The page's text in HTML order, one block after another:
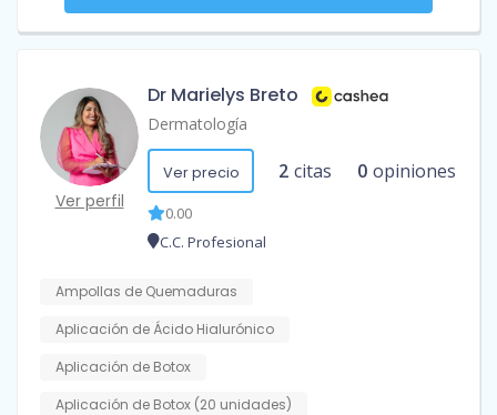
Ver perfil
Dr Marielys Breto
Dermatología
Ver precio 2 citas 0 opiniones
0.00
C.C. Profesional
Ampollas de Quemaduras
Aplicación de Ácido Hialurónico
Aplicación de Botox
Aplicación de Botox (20 unidades)